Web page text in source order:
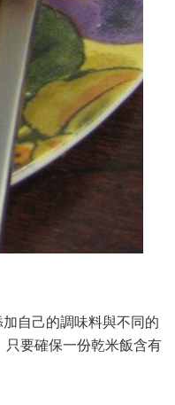
自己的調味料與不同的
要確保一份乾米飯含有